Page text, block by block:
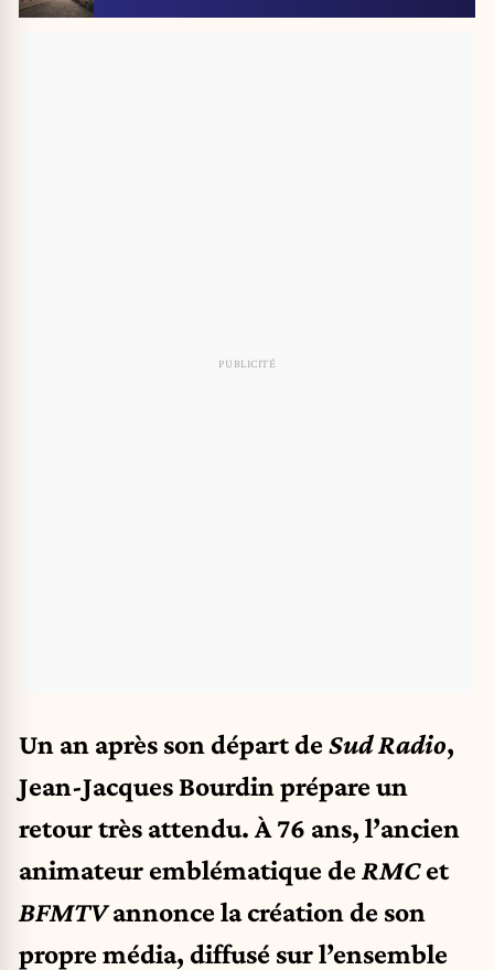
Un an après son départ de Sud Radio,
Jean-Jacques Bourdin prépare un
retour très attendu. À 76 ans, l’ancien
animateur emblématique de RMCet
BFMTVannonce la création de son
propre média, diffusé sur l’ensemble